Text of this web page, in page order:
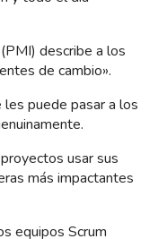
describe a los
de cambio».
puede pasar a los
usar sus
más impactantes
equipos Scrum